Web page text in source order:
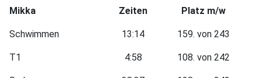
Mikka Zeiten Platz m/w
Schwimmen 13:14 159. von 243
T1 4:58 108. von 242